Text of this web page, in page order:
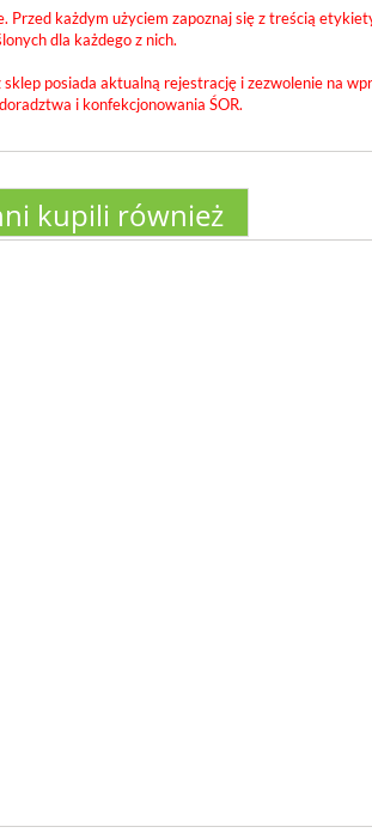
każdym użyciem zapoznaj się z treścią
dla każdego z nich.
posiada aktualną rejestrację i zezwolenie na
i konfekcjonowania ŚOR.
kupili również